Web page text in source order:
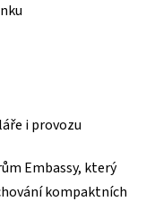
i provozu
Embassy, který
kompaktních